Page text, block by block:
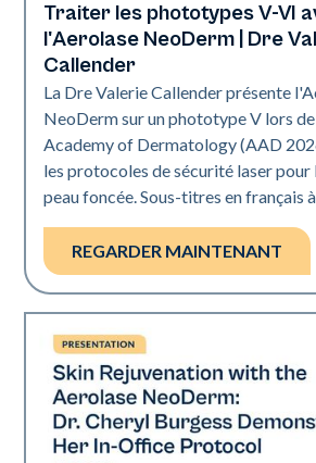
Neo Elite | Présentations
Traiter les phototypes V-VI
l'Aerolase NeoDerm | Dre
Callender
La Dre Valerie Callender présente
NeoDerm sur un phototype V lors
Academy of Dermatology (AAD
les protocoles de sécurité laser pour
peau foncée. ‍Sous-titres en français
REGARDER MAINTENANT